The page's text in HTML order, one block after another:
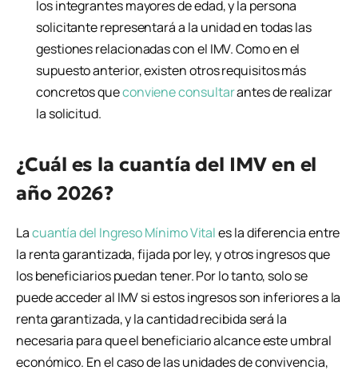
los integrantes mayores de edad, y la persona
solicitante representará a la unidad en todas las
gestiones relacionadas con el IMV. Como en el
supuesto anterior, existen otros requisitos más
concretos queconviene consultarantes de realizar
la solicitud.
¿Cuál es la cuantía del IMV en el
año 2026?
Lacuantía del Ingreso Mínimo Vitales la diferencia entre
la renta garantizada, fijada por ley, y otros ingresos que
los beneficiarios puedan tener. Por lo tanto, solo se
puede acceder al IMV si estos ingresos son inferiores a la
renta garantizada, y la cantidad recibida será la
necesaria para que el beneficiario alcance este umbral
económico. En el caso de las unidades de convivencia,